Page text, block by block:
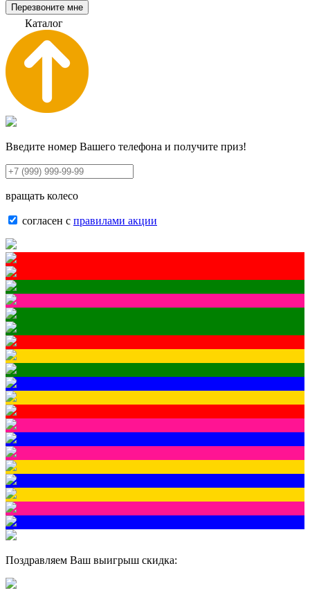
Перезвоните мне
Каталог
Введите номер Вашего телефона и получите приз!
вращать колесо
согласен с правилами акции
Поздравляем Ваш выигрыш скидка: